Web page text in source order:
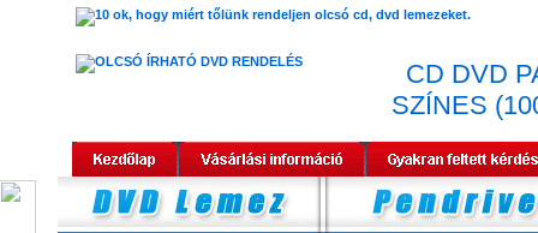
CD DVD
SZÍNES